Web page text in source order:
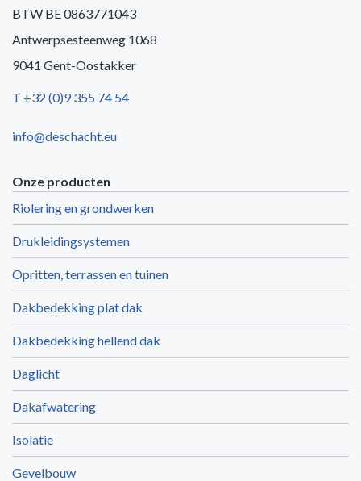
BTW BE 0863771043
Antwerpsesteenweg 1068
9041 Gent-Oostakker
T +32 (0)9 355 74 54
info@deschacht.eu
Onze producten
Riolering en grondwerken
Drukleidingsystemen
Opritten, terrassen en tuinen
Dakbedekking plat dak
Dakbedekking hellend dak
Daglicht
Dakafwatering
Isolatie
Gevelbouw